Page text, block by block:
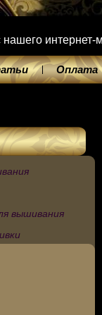
интернет-
Оплата
вышивания